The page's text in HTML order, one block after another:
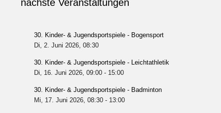
nächste Veranstaltungen
30. Kinder- & Jugendsportspiele - Bogensport
Di, 2. Juni 2026, 08:30
30. Kinder- & Jugendsportspiele - Leichtathletik
Di, 16. Juni 2026, 09:00- 15:00
30. Kinder- & Jugendsportspiele - Badminton
Mi, 17. Juni 2026, 08:30- 13:00